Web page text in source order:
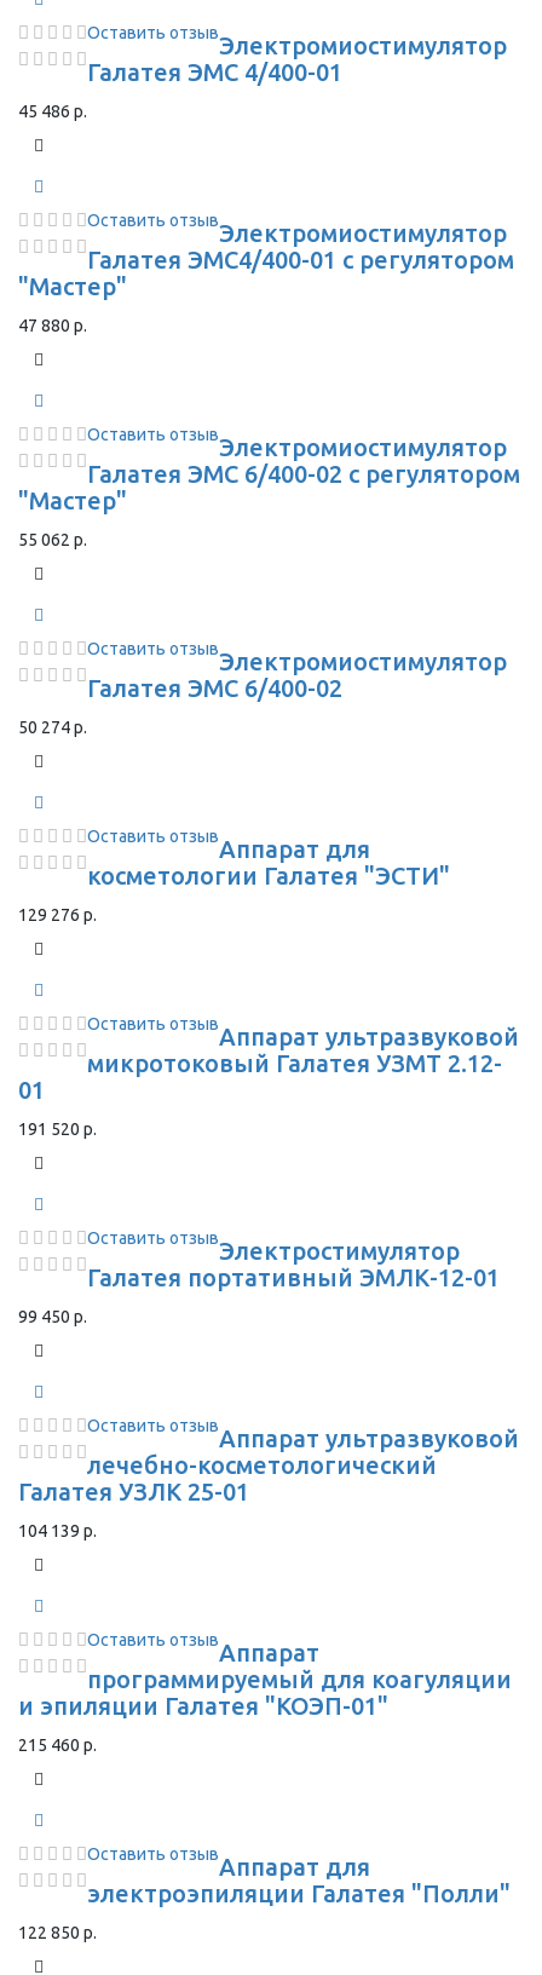
Оставить отзывЭлектромиостимулятор
Галатея ЭМС 4/400-01
45 486 р.
Оставить отзывЭлектромиостимулятор
Галатея ЭМС4/400-01 с регулятором
"Мастер"
47 880 р.
Оставить отзывЭлектромиостимулятор
Галатея ЭМС 6/400-02 с регулятором
"Мастер"
55 062 р.
Оставить отзывЭлектромиостимулятор
Галатея ЭМС 6/400-02
50 274 р.
Оставить отзывАппарат для
косметологии Галатея "ЭСТИ"
129 276 р.
Оставить отзывАппарат ультразвуковой
микротоковый Галатея УЗМТ 2.12-
01
191 520 р.
Оставить отзывЭлектростимулятор
Галатея портативный ЭМЛК-12-01
99 450 р.
Оставить отзывАппарат ультразвуковой
лечебно-косметологический
Галатея УЗЛК 25-01
104 139 р.
Оставить отзывАппарат
программируемый для коагуляции
и эпиляции Галатея "КОЭП-01"
215 460 р.
Оставить отзывАппарат для
электроэпиляции Галатея "Полли"
122 850 р.